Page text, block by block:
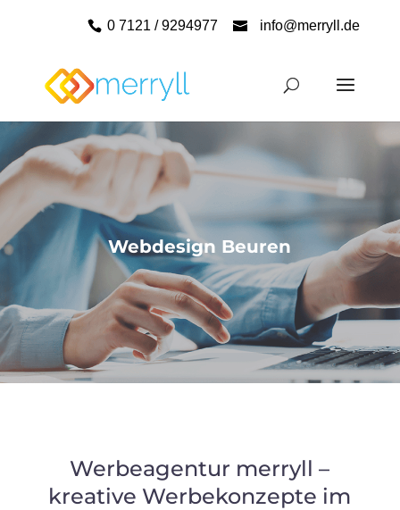
0 7121 / 9294977 info@merryll.de
Webdesign Beuren
Werbeagentur merryll –
kreative Werbekonzepte im